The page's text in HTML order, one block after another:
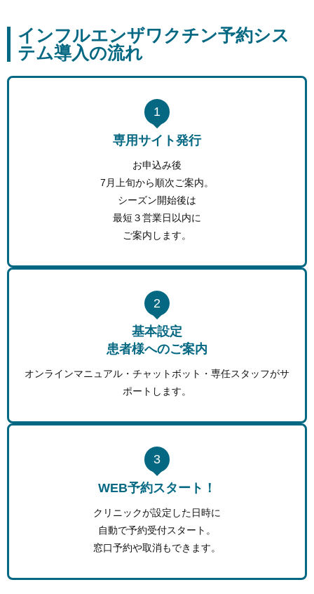
インフルエンザワクチン予約シス
テム導入の流れ
1
専用サイト発行
お申込み後
7月上旬から順次ご案内。
シーズン開始後は
最短３営業日以内に
ご案内します。
2
基本設定
患者様へのご案内
オンラインマニュアル・チャットボット・専任スタッフがサ
ポートします。
3
WEB予約スタート！
クリニックが設定した日時に
自動で予約受付スタート。
窓口予約や取消もできます。